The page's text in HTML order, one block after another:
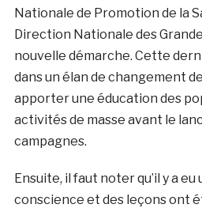
Nationale de Promotion de la
Direction Nationale des
nouvelle démarche. Cette
dans un élan de changement
apporter une éducation des
activités de masse avant le
campagnes.
Ensuite, il faut noter qu’il y a eu
conscience et des leçons ont